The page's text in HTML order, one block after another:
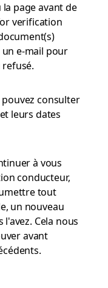
page avant de
verification
e-mail pour
consulter
leurs dates
à vous
conducteur,
tout
un nouveau
Cela nous
avant